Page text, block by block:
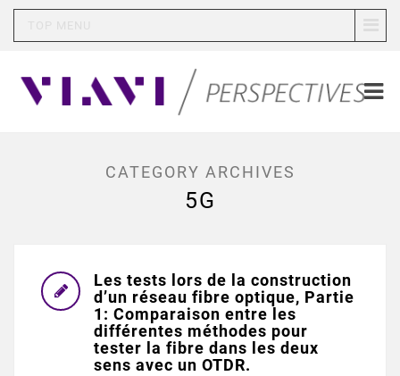
CATEGORY ARCHIVES
5G
Les tests lors de la construction
d’un réseau fibre optique, Partie
1: Comparaison entre les
différentes méthodes pour
tester la fibre dans les deux
sens avec un OTDR.